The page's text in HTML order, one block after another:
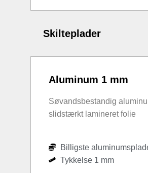
Skilteplader
Aluminum 1 mm
Søvandsbestandig
slidstærkt lamineret folie
Billigste
Tykkelse 1 mm